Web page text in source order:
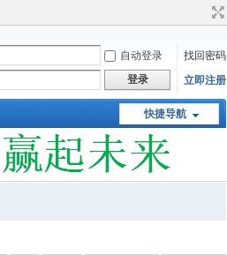
自动登录
找回密码
登录
立即注册
快捷导航